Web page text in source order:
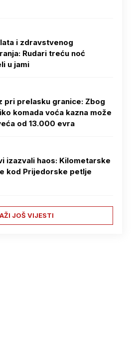
i zdravstvenog
Rudari treću noć
u jami
pri prelasku granice: Zbog
komada voća kazna može
od 13.000 evra
izazvali haos: Kilometarske
kod Prijedorske petlje
JOŠ VIJESTI